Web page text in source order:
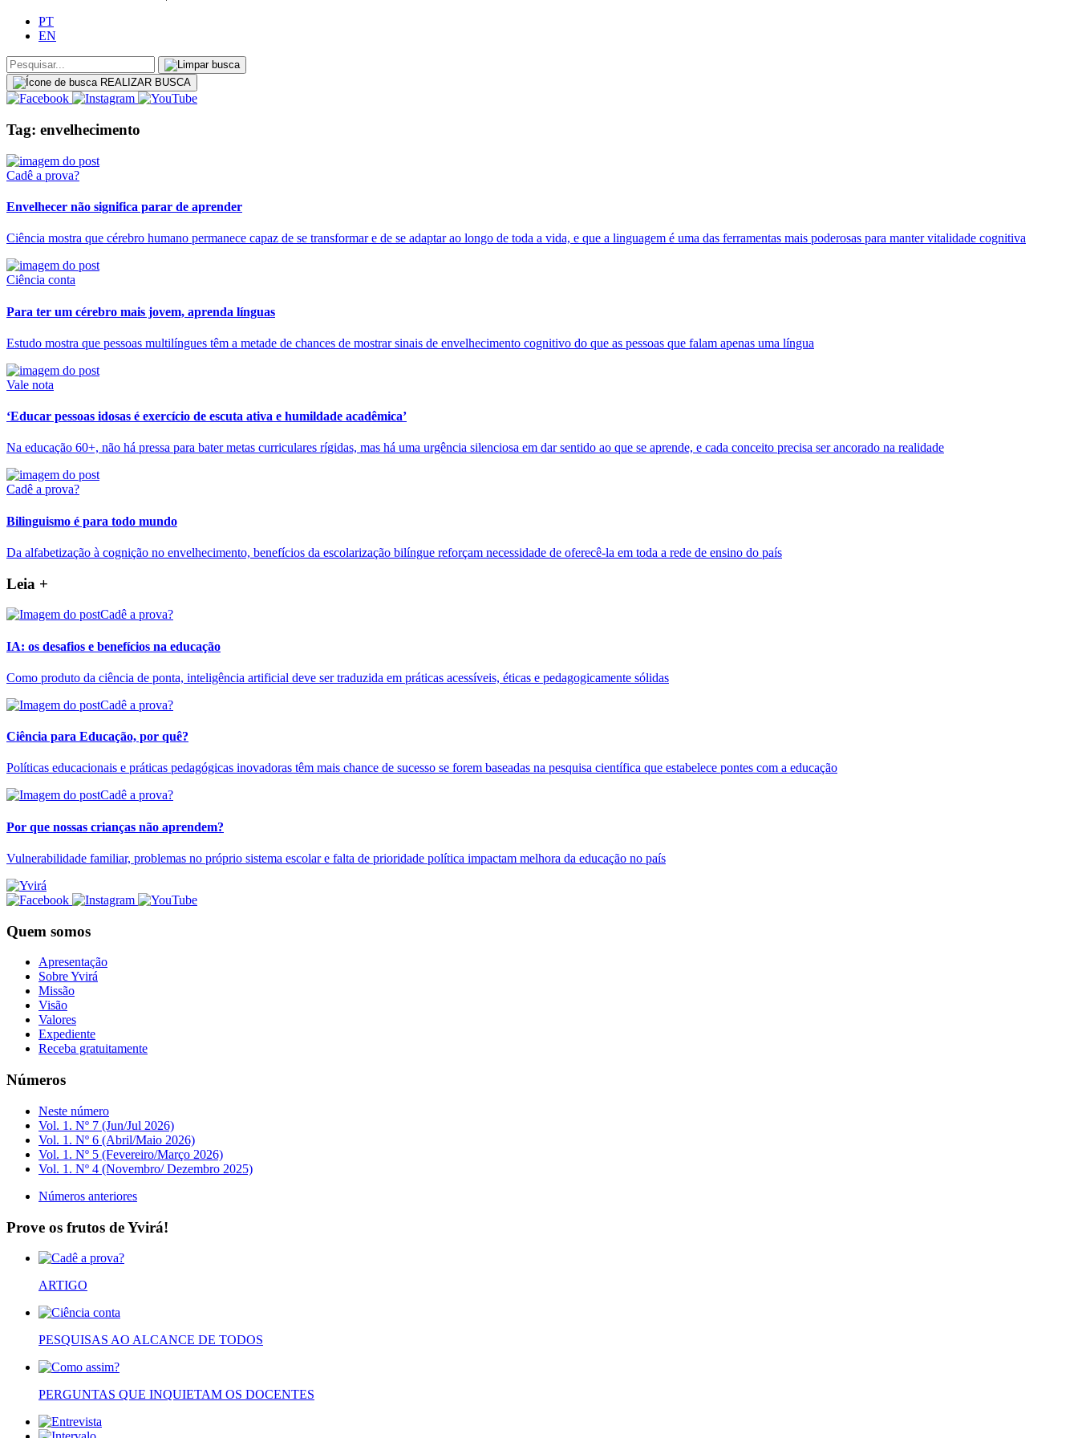
PT
EN
REALIZAR BUSCA
Tag: envelhecimento
Cadê a prova?
Envelhecer não significa parar de aprender
Ciência mostra que cérebro humano permanece capaz de se transformar e de se adaptar ao longo de toda a vida, e que a linguagem é uma das ferramentas mais poderosas para manter vitalidade cognitiva
Ciência conta
Para ter um cérebro mais jovem, aprenda línguas
Estudo mostra que pessoas multilíngues têm a metade de chances de mostrar sinais de envelhecimento cognitivo do que as pessoas que falam apenas uma língua
Vale nota
‘Educar pessoas idosas é exercício de escuta ativa e humildade acadêmica’
Na educação 60+, não há pressa para bater metas curriculares rígidas, mas há uma urgência silenciosa em dar sentido ao que se aprende, e cada conceito precisa ser ancorado na realidade
Cadê a prova?
Bilinguismo é para todo mundo
Da alfabetização à cognição no envelhecimento, benefícios da escolarização bilíngue reforçam necessidade de oferecê-la em toda a rede de ensino do país
Leia +
Cadê a prova?
IA: os desafios e benefícios na educação
Como produto da ciência de ponta, inteligência artificial deve ser traduzida em práticas acessíveis, éticas e pedagogicamente sólidas
Cadê a prova?
Ciência para Educação, por quê?
Políticas educacionais e práticas pedagógicas inovadoras têm mais chance de sucesso se forem baseadas na pesquisa científica que estabelece pontes com a educação
Cadê a prova?
Por que nossas crianças não aprendem?
Vulnerabilidade familiar, problemas no próprio sistema escolar e falta de prioridade política impactam melhora da educação no país
Quem somos
Apresentação
Sobre Yvirá
Missão
Visão
Valores
Expediente
Receba gratuitamente
Números
Neste número
Vol. 1. Nº 7 (Jun/Jul 2026)
Vol. 1. Nº 6 (Abril/Maio 2026)
Vol. 1. Nº 5 (Fevereiro/Março 2026)
Vol. 1. Nº 4 (Novembro/ Dezembro 2025)
Números anteriores
Prove os frutos de Yvirá!
ARTIGO
PESQUISAS AO ALCANCE DE TODOS
PERGUNTAS QUE INQUIETAM OS DOCENTES